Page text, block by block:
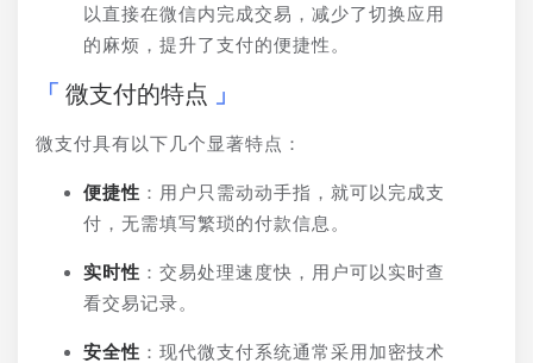
以直接在微信内完成交易，减少了切换应用
的麻烦，提升了支付的便捷性。
微支付的特点
微支付具有以下几个显著特点：
便捷性 ：用户只需动动手指，就可以完成支
付，无需填写繁琐的付款信息。
实时性 ：交易处理速度快，用户可以实时查
看交易记录。
安全性 ：现代微支付系统通常采用加密技术